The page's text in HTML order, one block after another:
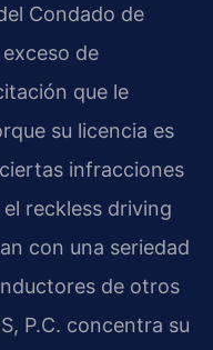
Condado de
de
que le
su licencia es
infracciones
reckless driving
con una seriedad
de otros
P.C. concentra su